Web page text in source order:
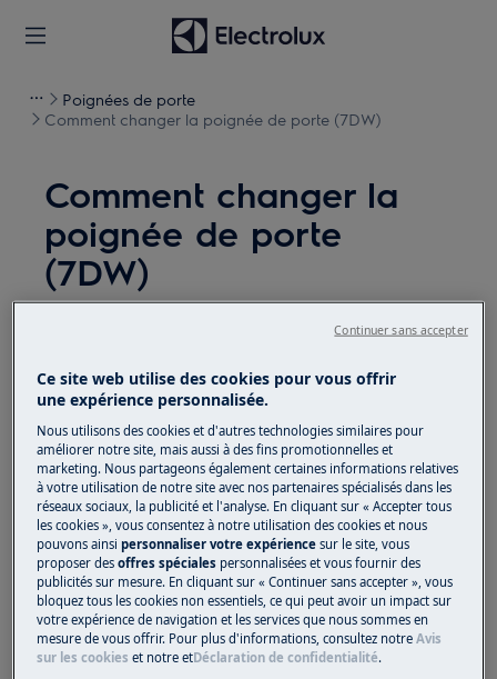
Poignées de porte
Comment changer la poignée de porte (7DW)
Comment changer la
poignée de porte
(7DW)
Avant toute opération de maintenance, éteignez
l'appareil et débranchez la fiche secteur de la
Faites toujours attention lorsque vous déplacez des
appareils, pour les appareils lourds, il faut deux
personnes pour le déplacer.
Utilisez toujours des gants de sécurité et des
chaussures fermées.
Veuillez noter que l'auto-réparation ou la réparation
non professionnelle peut avoir des conséquences sur
la sécurité si elle n'est pas effectuée correctement.
Ce site web utilise des cookies pour vous offrir
une expérience personnalisée.
Nous utilisons des cookies et d'autres technologies similaires pour
améliorer notre site, mais aussi à des fins promotionnelles et
marketing. Nous partageons également certaines informations relatives
à votre utilisation de notre site avec nos partenaires spécialisés dans les
réseaux sociaux, la publicité et l'analyse. En cliquant sur « Accepter tous
les cookies », vous consentez à notre utilisation des cookies et nous
pouvons ainsipersonnaliser votre expériencesur le site, vous
proposer desoffres spéciales personnalisées et vous fournir des
publicités sur mesure. En cliquant sur « Continuer sans accepter », vous
bloquez tous les cookies non essentiels, ce qui peut avoir un impact sur
votre expérience de navigation et les services que nous sommes en
mesure de vous offrir. Pour plus d'informations, consultez notreAvis
sur les cookies et notreetDéclaration de confidentialité.
Continuer sans accepter